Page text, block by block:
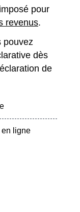
pour
revenus.
pouvez
dès
de
en ligne